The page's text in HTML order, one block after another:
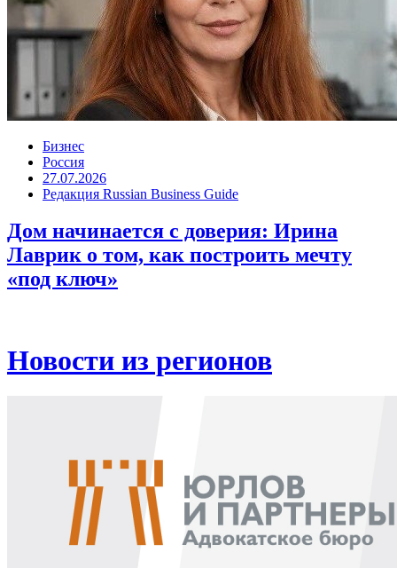
Бизнес
Россия
27.07.2026
Редакция Russian Business Guide
Дом начинается с доверия: Ирина
Лаврик о том, как построить мечту
«под ключ»
Новости из регионов